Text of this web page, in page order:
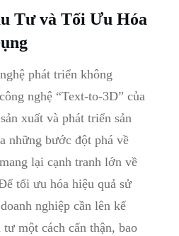
Tư và Tối Ưu Hóa
phát triển không
nghệ “Text-to-3D” của
xuất và phát triển sản
những bước đột phá về
lại cạnh tranh lớn về
tối ưu hóa hiệu quả sử
nghiệp cần lên kế
một cách cẩn thận, bao